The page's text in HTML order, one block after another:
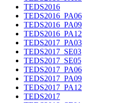
TEDS2016
TEDS2016_PA06
TEDS2016_PA09
TEDS2016_PA12
TEDS2017_PA03
TEDS2017_SE03
TEDS2017_SE05
TEDS2017_PA06
TEDS2017_PA09
TEDS2017_PA12
TEDS2017